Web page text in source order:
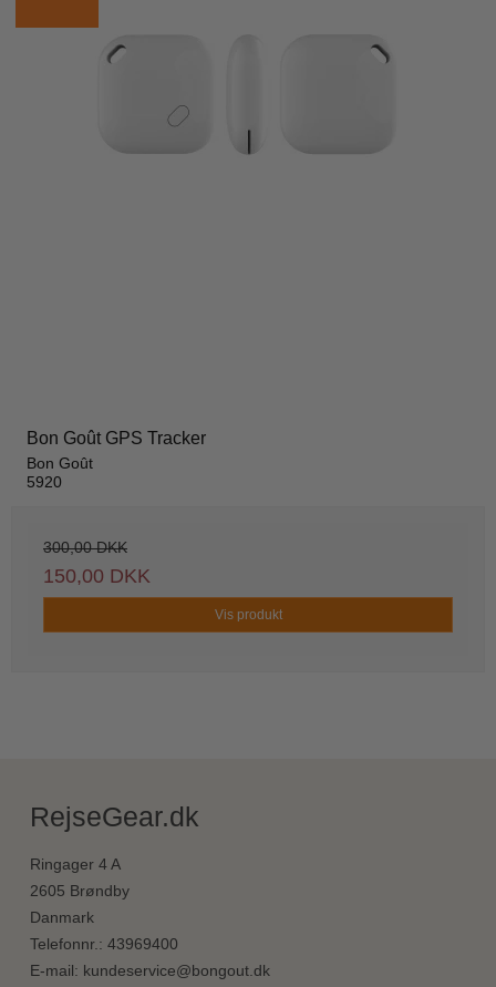
Bon Goût GPS Tracker
Bon Goût
5920
300,00 DKK
150,00 DKK
Vis produkt
RejseGear.dk
Ringager 4 A
2605 Brøndby
Danmark
Telefonnr. : 43969400
E-mail: kundeservice@bongout.dk